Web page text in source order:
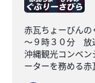
赤瓦ちょーびん
～９時３０分 放
沖縄観光コンベ
ーターを務める赤